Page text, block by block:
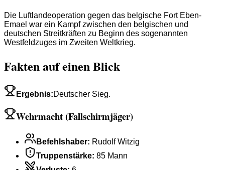
Die Luftlandeoperation gegen das belgische Fort Eben-
Emael war ein Kampf zwischen den belgischen und
deutschen Streitkräften zu Beginn des sogenannten
Westfeldzuges im Zweiten Weltkrieg.
Fakten auf einen Blick
Ergebnis:Deutscher Sieg.
Wehrmacht (Fallschirmjäger)
Befehlshaber: Rudolf Witzig
Truppenstärke: 85 Mann